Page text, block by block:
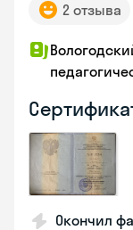
2 отзыва
Окончил